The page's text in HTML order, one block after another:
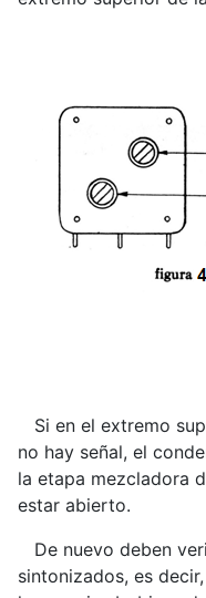
Si en el extremo
no hay señal, el
la etapa mezcladora
estar abierto.
De nuevo deben
sintonizados, es